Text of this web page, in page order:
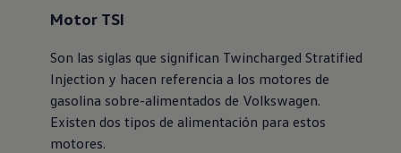
Motor TSI
Son las siglas que significan Twincharged Stratified
Injection y hacen referencia a los motores de
gasolina sobre-alimentados de Volkswagen.
Existen dos tipos de alimentación para estos
motores.